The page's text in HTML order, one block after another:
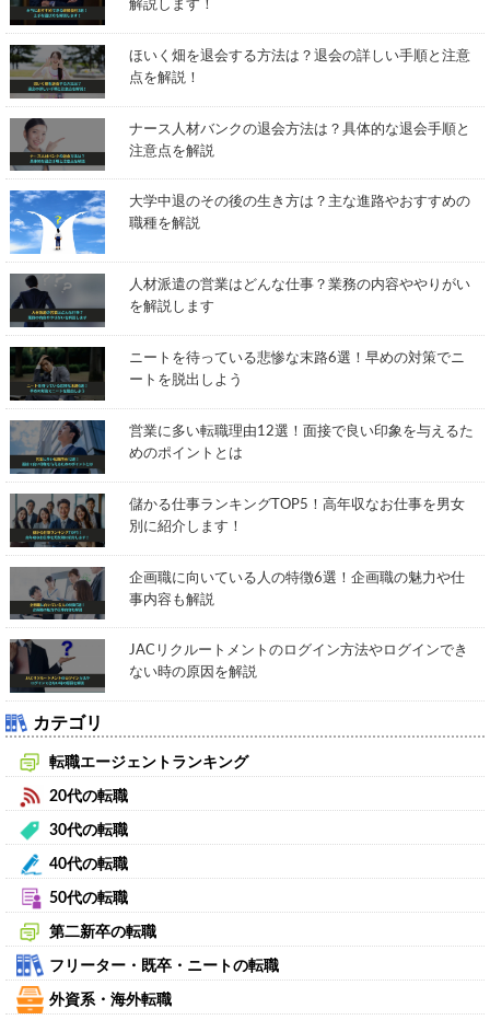
解説します！
ほいく畑を退会する方法は？退会の詳しい手順と注意
点を解説！
ナース人材バンクの退会方法は？具体的な退会手順と
注意点を解説
大学中退のその後の生き方は？主な進路やおすすめの
職種を解説
人材派遣の営業はどんな仕事？業務の内容ややりがい
を解説します
ニートを待っている悲惨な末路6選！早めの対策でニ
ートを脱出しよう
営業に多い転職理由12選！面接で良い印象を与えるた
めのポイントとは
儲かる仕事ランキングTOP5！高年収なお仕事を男女
別に紹介します！
企画職に向いている人の特徴6選！企画職の魅力や仕
事内容も解説
JACリクルートメントのログイン方法やログインでき
ない時の原因を解説
カテゴリ
転職エージェントランキング
20代の転職
30代の転職
40代の転職
50代の転職
第二新卒の転職
フリーター・既卒・ニートの転職
外資系・海外転職